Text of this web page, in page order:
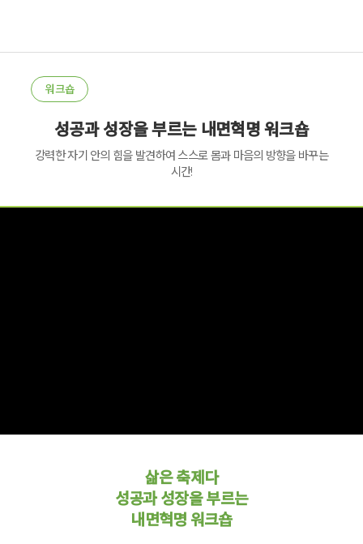
워크숍
성공과 성장을 부르는 내면혁명 워크숍
강력한 자기 안의 힘을 발견하여 스스로 몸과 마음의 방향을 바꾸는
시간!
삶은 축제다
성공과 성장을 부르는
내면혁명 워크숍